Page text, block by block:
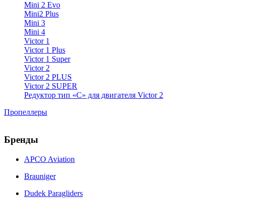
Mini 2 Evo
Mini2 Plus
Mini 3
Mini 4
Victor 1
Victor 1 Plus
Victor 1 Super
Victor 2
Victor 2 PLUS
Victor 2 SUPER
Редуктор тип «С» для двигателя Victor 2
Пропеллеры
Бренды
APCO Aviation
Brauniger
Dudek Paragliders